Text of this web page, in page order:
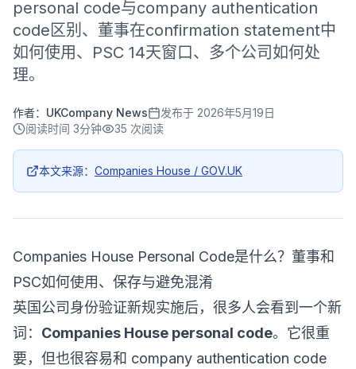
personal code与company authentication
code区别、董事在confirmation statement中
如何使用、PSC 14天窗口、多个公司如何处
理。
作者： UKCompany News 发布于 2026年5月19日
阅读时间 3分钟 35 次阅读
本文来源： Companies House / GOV.UK
Companies House Personal Code是什么？董事和
PSC如何使用、保存与避免混淆
英国公司身份验证新规实施后，很多人会看到一个新
词： Companies House personal code。它很重
要，但也很容易和 company authentication code